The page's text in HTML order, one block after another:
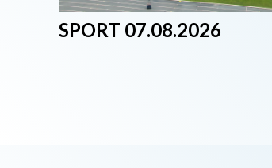
SPORT 07.08.2026